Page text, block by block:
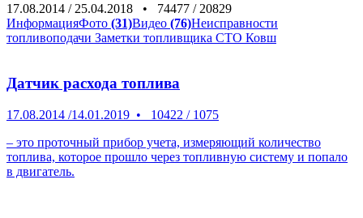
17.08.2014 / 25.04.2018 • 74477 / 20829
ИнформацияФото (31)Видео (76)Неисправности
топливоподачи Заметки топливщика СТО Ковш
Датчик расхода топлива
17.08.2014 /14.01.2019 • 10422 / 1075
– это проточный прибор учета, измеряющий количество
топлива, которое прошло через топливную систему и попало
в двигатель.